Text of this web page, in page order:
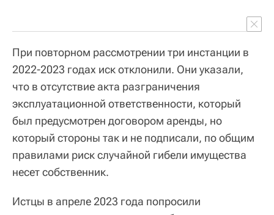
При повторном рассмотрении три инстанции в
2022-2023 годах иск отклонили. Они указали,
что в отсутствие акта разграничения
эксплуатационной ответственности, который
был предусмотрен договором аренды, но
который стороны так и не подписали, по общим
правилами риск случайной гибели имущества
несет собственник.
Истцы в апреле 2023 года попросили